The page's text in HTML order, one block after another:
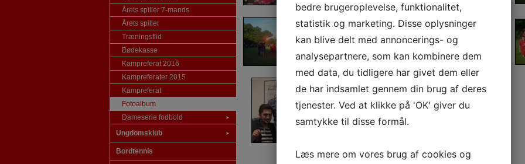
Årets spiller 7-mands
Årets spiller
Træningsflid
Bødekasse
Kampreferat 2016
Kampreferater 2015
Kampreferat
Fotoalbum
►
Dameserie fodbold
►
Ungdomsklub
Bordtennis
bedre brugeroplevelse, funktionalitet,
statistik og marketing. Disse oplysninger
kan blive delt med annoncerings- og
analysepartnere, som kan kombinere dem
med data, du tidligere har givet dem eller
de har indsamlet gennem din brug af deres
tjenester. Ved at klikke på 'OK' giver du
samtykke til disse formål.
Læs mere om vores brug af cookies og